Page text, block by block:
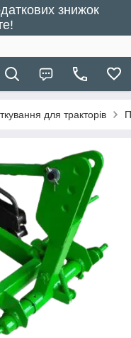
знижок
для тракторів